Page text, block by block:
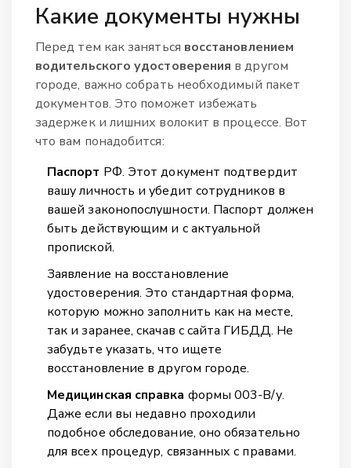
Какие документы нужны
Перед тем как заняться восстановлением
водительского удостоверения в другом
городе, важно собрать необходимый пакет
документов. Это поможет избежать
задержек и лишних волокит в процессе. Вот
что вам понадобится:
Паспорт РФ. Этот документ подтвердит
вашу личность и убедит сотрудников в
вашей законопослушности. Паспорт должен
быть действующим и с актуальной
пропиской.
Заявление на восстановление
удостоверения. Это стандартная форма,
которую можно заполнить как на месте,
так и заранее, скачав с сайта ГИБДД. Не
забудьте указать, что ищете
восстановление в другом городе.
Медицинская справка формы 003-В/у.
Даже если вы недавно проходили
подобное обследование, оно обязательно
для всех процедур, связанных с правами.